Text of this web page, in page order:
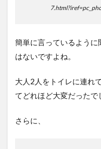
簡単に言っているよう
はないですよね。
大人2人をトイレに連れ
てどれほど大変だったで
さらに、